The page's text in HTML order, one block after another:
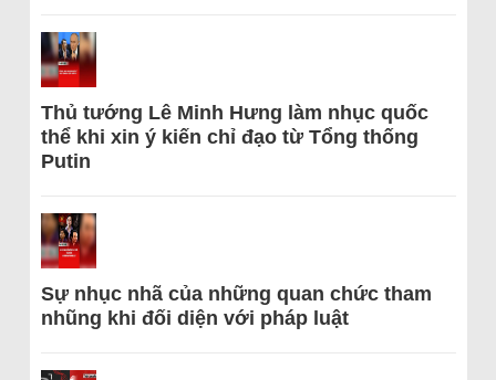
Thủ tướng Lê Minh Hưng làm nhục quốc
thể khi xin ý kiến chỉ đạo từ Tổng thống
Putin
Sự nhục nhã của những quan chức tham
nhũng khi đối diện với pháp luật